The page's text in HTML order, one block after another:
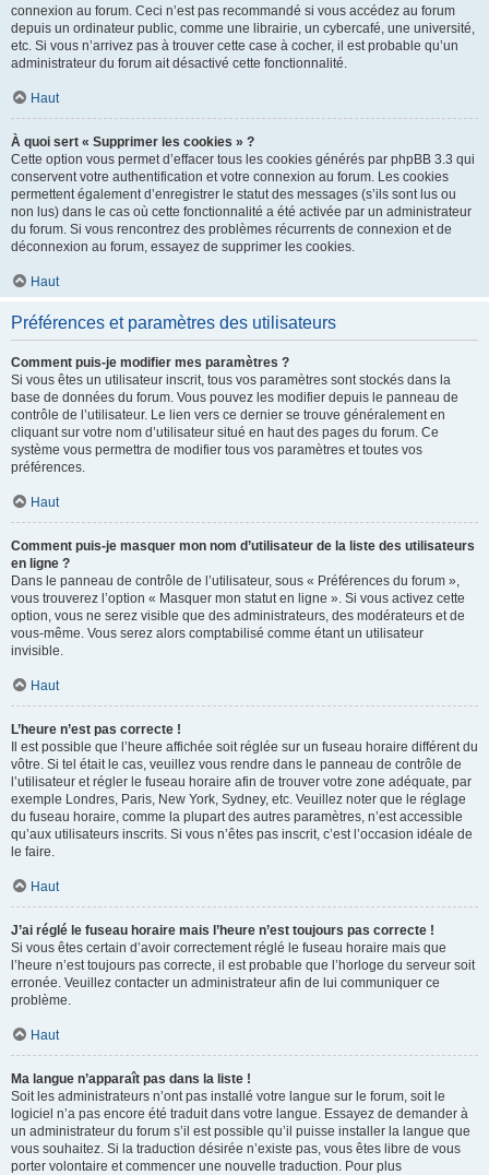
connexion au forum. Ceci n’est pas recommandé si vous accédez au forum
depuis un ordinateur public, comme une librairie, un cybercafé, une université,
etc. Si vous n’arrivez pas à trouver cette case à cocher, il est probable qu’un
administrateur du forum ait désactivé cette fonctionnalité.
Haut
À quoi sert « Supprimer les cookies » ?
Cette option vous permet d’effacer tous les cookies générés par phpBB 3.3 qui
conservent votre authentification et votre connexion au forum. Les cookies
permettent également d’enregistrer le statut des messages (s’ils sont lus ou
non lus) dans le cas où cette fonctionnalité a été activée par un administrateur
du forum. Si vous rencontrez des problèmes récurrents de connexion et de
déconnexion au forum, essayez de supprimer les cookies.
Haut
Préférences et paramètres des utilisateurs
Comment puis-je modifier mes paramètres ?
Si vous êtes un utilisateur inscrit, tous vos paramètres sont stockés dans la
base de données du forum. Vous pouvez les modifier depuis le panneau de
contrôle de l’utilisateur. Le lien vers ce dernier se trouve généralement en
cliquant sur votre nom d’utilisateur situé en haut des pages du forum. Ce
système vous permettra de modifier tous vos paramètres et toutes vos
préférences.
Haut
Comment puis-je masquer mon nom d’utilisateur de la liste des utilisateurs
en ligne ?
Dans le panneau de contrôle de l’utilisateur, sous « Préférences du forum »,
vous trouverez l’option « Masquer mon statut en ligne ». Si vous activez cette
option, vous ne serez visible que des administrateurs, des modérateurs et de
vous-même. Vous serez alors comptabilisé comme étant un utilisateur
invisible.
Haut
L’heure n’est pas correcte !
Il est possible que l’heure affichée soit réglée sur un fuseau horaire différent du
vôtre. Si tel était le cas, veuillez vous rendre dans le panneau de contrôle de
l’utilisateur et régler le fuseau horaire afin de trouver votre zone adéquate, par
exemple Londres, Paris, New York, Sydney, etc. Veuillez noter que le réglage
du fuseau horaire, comme la plupart des autres paramètres, n’est accessible
qu’aux utilisateurs inscrits. Si vous n’êtes pas inscrit, c’est l’occasion idéale de
le faire.
Haut
J’ai réglé le fuseau horaire mais l’heure n’est toujours pas correcte !
Si vous êtes certain d’avoir correctement réglé le fuseau horaire mais que
l’heure n’est toujours pas correcte, il est probable que l’horloge du serveur soit
erronée. Veuillez contacter un administrateur afin de lui communiquer ce
problème.
Haut
Ma langue n’apparaît pas dans la liste !
Soit les administrateurs n’ont pas installé votre langue sur le forum, soit le
logiciel n’a pas encore été traduit dans votre langue. Essayez de demander à
un administrateur du forum s’il est possible qu’il puisse installer la langue que
vous souhaitez. Si la traduction désirée n’existe pas, vous êtes libre de vous
porter volontaire et commencer une nouvelle traduction. Pour plus